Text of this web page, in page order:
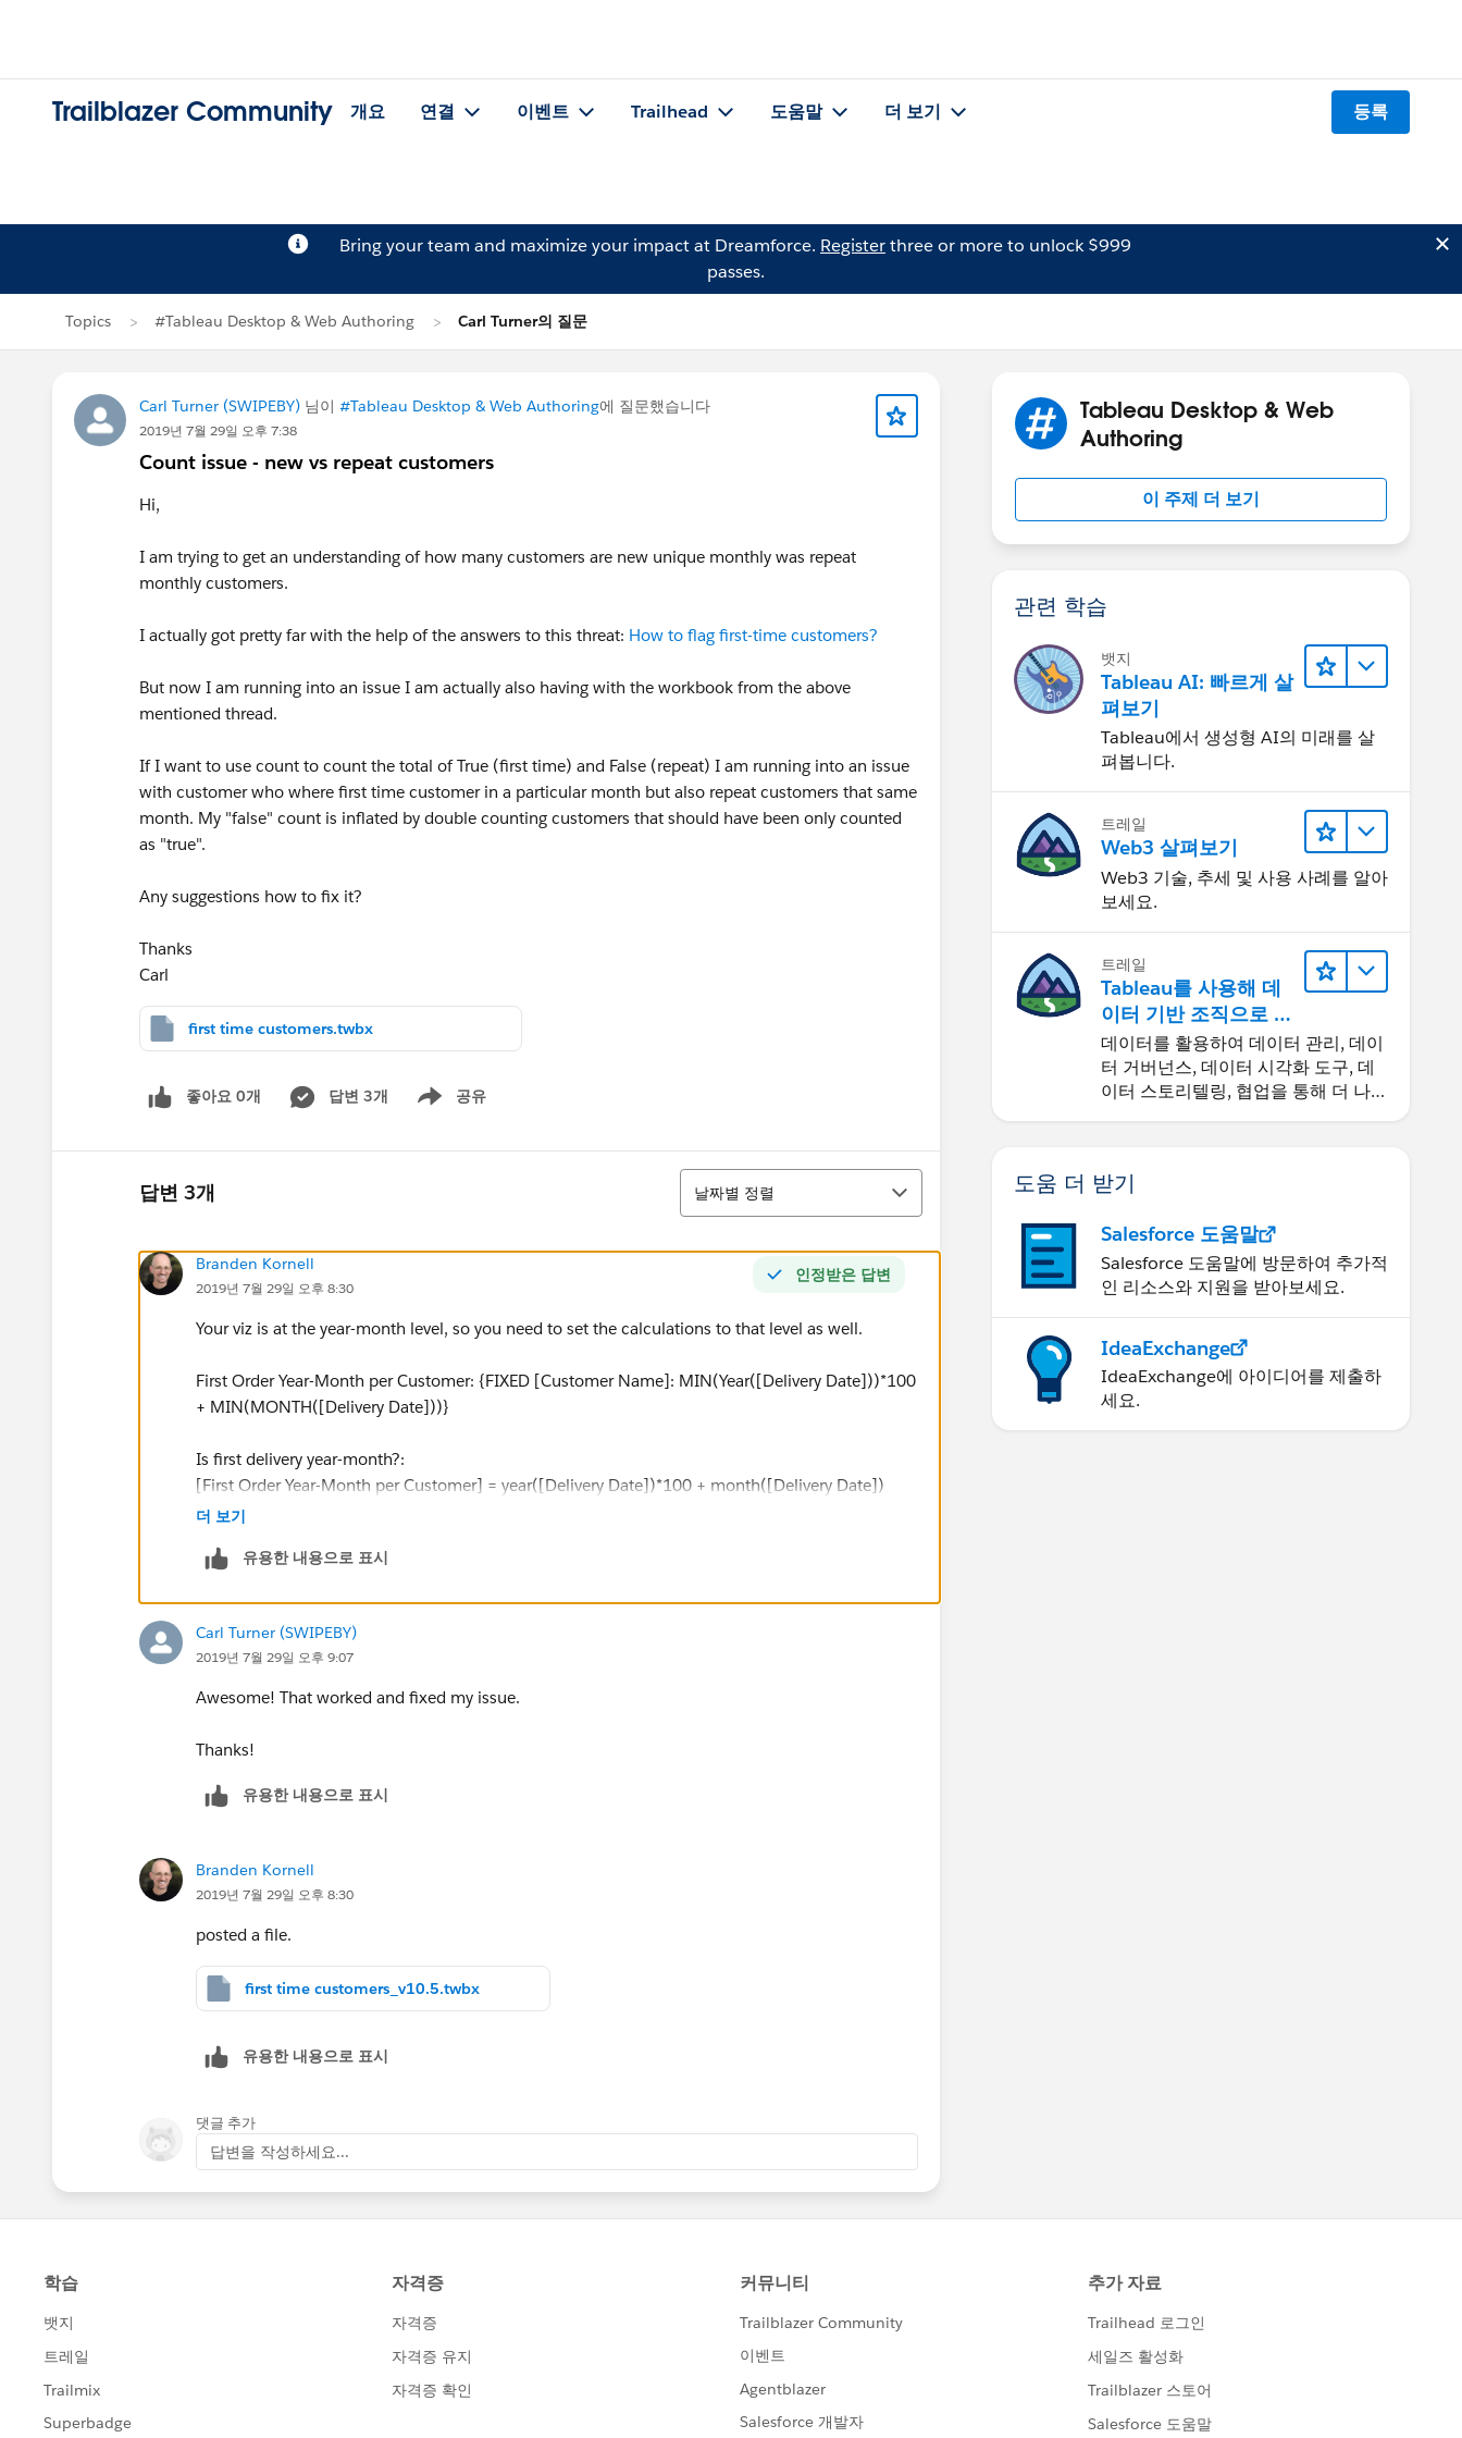
Trailblazer Community 개요 연결 이벤트 Trailhead 도움말 더 보기 등록
Bring your team and maximize your impact at Dreamforce. Registerthree or more to unlock $999
passes.
Topics #Tableau Desktop & Web Authoring Carl Turner의 질문
Carl Turner (SWIPEBY) 님이 #Tableau Desktop & Web Authoring에 질문했습니다
2019년 7월 29일 오후 7:38
Count issue - new vs repeat customers
Hi,
I am trying to get an understanding of how many customers are new unique monthly was repeat
monthly customers.
I actually got pretty far with the help of the answers to this threat: How to flag first-time customers?
But now I am running into an issue I am actually also having with the workbook from the above
mentioned thread.
If I want to use count to count the total of True (first time) and False (repeat) I am running into an issue
with customer who where first time customer in a particular month but also repeat customers that same
month. My "false" count is inflated by double counting customers that should have been only counted
as "true".
Any suggestions how to fix it?
Thanks
Carl
first time customers.twbx
좋아요 0개 답변 3개 공유
Show menu
답변 3개
정렬
날짜별 정렬
인정받은 답변
Branden Kornell
2019년 7월 29일 오후 8:30
Your viz is at the year-month level, so you need to set the calculations to that level as well.
First Order Year-Month per Customer: {FIXED [Customer Name]: MIN(Year([Delivery Date]))*100
+ MIN(MONTH([Delivery Date]))}
Is first delivery year-month?:
[First Order Year-Month per Customer] = year([Delivery Date])*100 + month([Delivery Date])
더 보기
유용한 내용으로 표시
Carl Turner (SWIPEBY)
2019년 7월 29일 오후 9:07
Awesome! That worked and fixed my issue.
Thanks!
유용한 내용으로 표시
Branden Kornell
2019년 7월 29일 오후 8:30
posted a file.
first time customers_v10.5.twbx
유용한 내용으로 표시
댓글 추가
답변을 작성하세요...
Tableau Desktop & Web
Authoring
이 주제 더 보기
관련 학습
뱃지
Tableau AI: 빠르게 살
펴보기
Tableau에서 생성형 AI의 미래를 살
펴봅니다.
트레일
Web3 살펴보기
Web3 기술, 추세 및 사용 사례를 알아
보세요.
트레일
Tableau를 사용해 데
이터 기반 조직으로 거
듭나기
데이터를 활용하여 데이터 관리, 데이
터 거버넌스, 데이터 시각화 도구, 데
이터 스토리텔링, 협업을 통해 더 나은
도움 더 받기
Salesforce 도움말
Salesforce 도움말에 방문하여 추가적
인 리소스와 지원을 받아보세요.
IdeaExchange
IdeaExchange에 아이디어를 제출하
세요.